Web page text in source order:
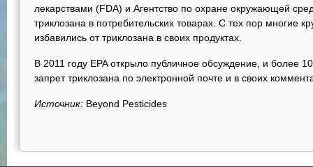
лекарствами (FDA) и Агентство по охране окружающей
триклозана в потребительских товарах. С тех пор многие
избавились от триклозана в своих продуктах.
В 2011 году EPA открыло публичное обсуждение, и более
запрет триклозана по электронной почте и в своих
Источник: Beyond Pesticides